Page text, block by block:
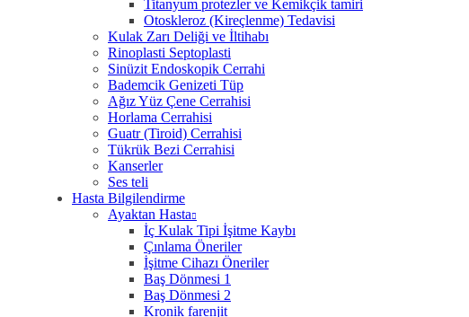
Titanyum protezler ve Kemikçik tamiri
Otoskleroz (Kireçlenme) Tedavisi
Kulak Zarı Deliği ve İltihabı
Rinoplasti Septoplasti
Sinüzit Endoskopik Cerrahi
Bademcik Genizeti Tüp
Ağız Yüz Çene Cerrahisi
Horlama Cerrahisi
Guatr (Tiroid) Cerrahisi
Tükrük Bezi Cerrahisi
Kanserler
Ses teli
Hasta Bilgilendirme
Ayaktan Hasta
İç Kulak Tipi İşitme Kaybı
Çınlama Öneriler
İşitme Cihazı Öneriler
Baş Dönmesi 1
Baş Dönmesi 2
Kronik farenjit